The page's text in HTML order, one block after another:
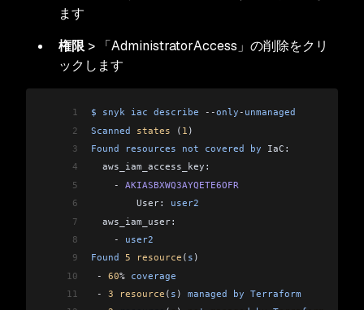
ます
権限> 「AdministratorAccess」の削除をクリ
ックします
1 $ snyk iac describe --only - unmanaged
2
Scanned states ( 1 )
3
Found resources not covered by IaC:
4
  aws_iam_access_key:
5
    -
AKIASBXWQ3AYQETE6OFR
6
        User:
user2
7
  aws_iam_user:
8
    -
user2
9
Found 5 resource ( s )
10
- 60% coverage
11
- 3 resource ( s ) managed by Terraform